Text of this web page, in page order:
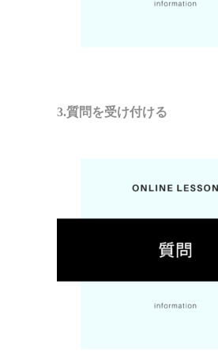
3.質問を受け付ける